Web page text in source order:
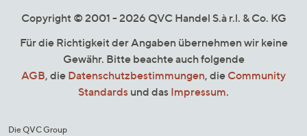
Copyright © 2001 - 2026 QVC Handel S.à r.l. & Co. KG
Für die Richtigkeit der Angaben übernehmen wir keine
Gewähr. Bitte beachte auch folgende
AGB, die Datenschutzbestimmungen, die Community
Standards und das Impressum.
Die QVC Group